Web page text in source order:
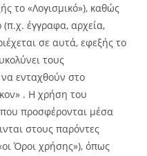
το «Λογισμικό»), καθώς
(π.χ. έγγραφα, αρχεία,
σε αυτά, εφεξής το
τους
να ενταχθούν στο
. Η χρήση του
προσφέρονται μέσα
στους παρόντες
Όροι χρήσης»), όπως